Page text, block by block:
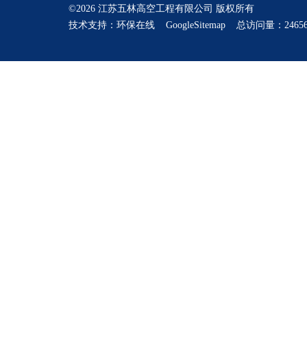
©2026 江苏五林高空工程有限公司 版权所有
技术支持： 环保在线 GoogleSitemap 总访问量：